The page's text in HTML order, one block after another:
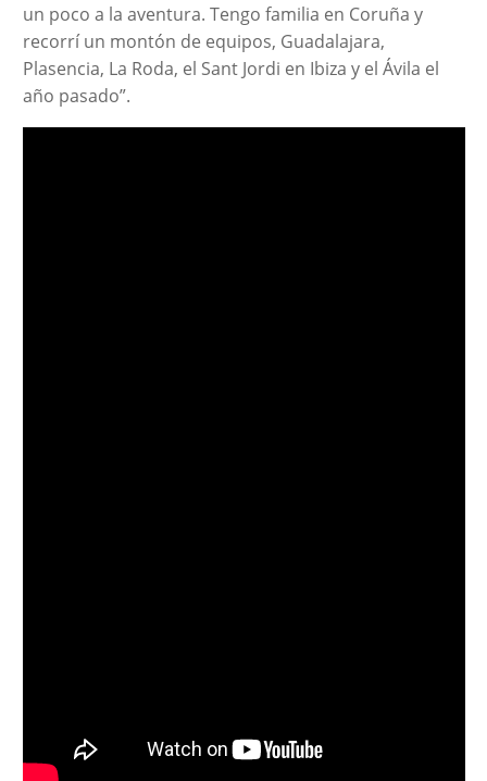
un poco a la aventura. Tengo familia en Coruña y
recorrí un montón de equipos, Guadalajara,
Plasencia, La Roda, el Sant Jordi en Ibiza y el Ávila el
año pasado”.